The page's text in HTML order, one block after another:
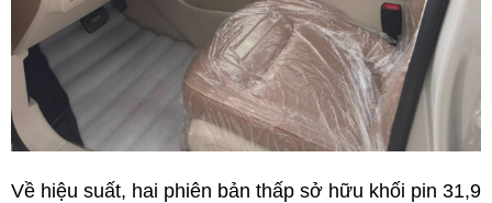
Về hiệu suất, hai phiên bản thấp sở hữu khối pin 31,9